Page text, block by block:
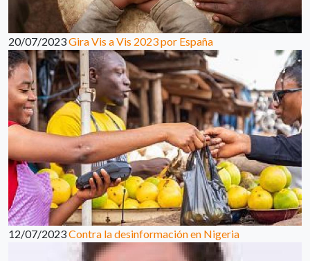
20/07/2023Gira Vis a Vis 2023 por España
12/07/2023Contra la desinformación en Nigeria